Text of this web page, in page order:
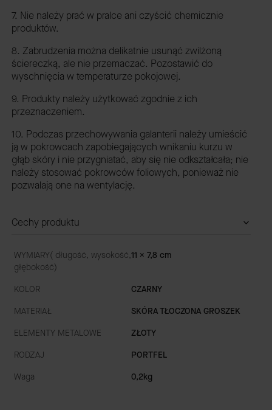
7. Nie należy prać w pralce ani czyścić chemicznie
produktów.
8. Zabrudzenia można delikatnie usunąć zwilżoną
ściereczką, ale nie przemaczać. Pozostawić do
wyschnięcia w temperaturze pokojowej.
9. Produkty należy użytkować zgodnie z ich
przeznaczeniem.
10. Podczas przechowywania galanterii należy umieścić
ją w pokrowcach zapobiegających wnikaniu kurzu w
głąb skóry i nie przygniatać, aby się nie odkształcała; nie
należy stosować pokrowców foliowych, ponieważ nie
pozwalają one na wentylację.
Cechy produktu
WYMIARY( długość, wysokość,
głębokość)
11 x 7,8 cm
KOLOR
CZARNY
MATERIAŁ
SKÓRA TŁOCZONA GROSZEK
ELEMENTY METALOWE
ZŁOTY
RODZAJ
PORTFEL
Waga
0,2kg